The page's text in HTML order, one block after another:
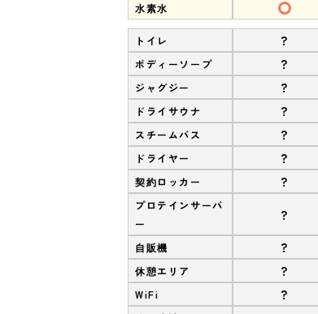
水素水
トイレ ?
ボディーソープ ?
ジャグジー ?
ドライサウナ ?
スチームバス ?
ドライヤー ?
契約ロッカー ?
プロテインサーバ
ー
?
自販機 ?
休憩エリア ?
WiFi ?